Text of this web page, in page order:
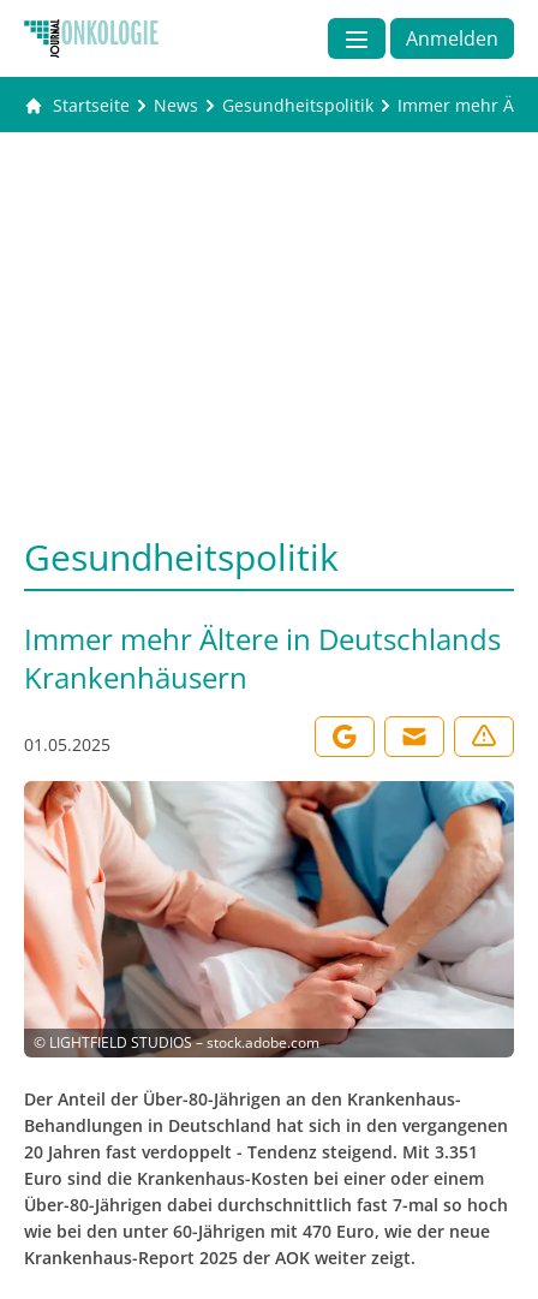
Anmelden
Startseite News Gesundheitspolitik Immer mehr
Gesundheitspolitik
Immer mehr Ältere in Deutschlands
Krankenhäusern
01.05.2025
© LIGHTFIELD STUDIOS – stock.adobe.com
Der Anteil der Über-80-Jährigen an den Krankenhaus-
Behandlungen in Deutschland hat sich in den vergangenen
20 Jahren fast verdoppelt - Tendenz steigend. Mit 3.351
Euro sind die Krankenhaus-Kosten bei einer oder einem
Über-80-Jährigen dabei durchschnittlich fast 7-mal so hoch
wie bei den unter 60-Jährigen mit 470 Euro, wie der neue
Krankenhaus-Report 2025 der AOK weiter zeigt.